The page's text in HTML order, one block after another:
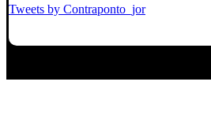
Tweets by Contraponto_jor